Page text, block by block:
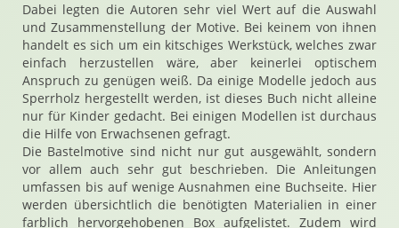
Dabei legten die Autoren sehr viel Wert auf die Auswahl
und Zusammenstellung der Motive. Bei keinem von ihnen
handelt es sich um ein kitschiges Werkstück, welches zwar
einfach herzustellen wäre, aber keinerlei optischem
Anspruch zu genügen weiß. Da einige Modelle jedoch aus
Sperrholz hergestellt werden, ist dieses Buch nicht alleine
nur für Kinder gedacht. Bei einigen Modellen ist durchaus
die Hilfe von Erwachsenen gefragt.
Die Bastelmotive sind nicht nur gut ausgewählt, sondern
vor allem auch sehr gut beschrieben. Die Anleitungen
umfassen bis auf wenige Ausnahmen eine Buchseite. Hier
werden übersichtlich die benötigten Materialien in einer
farblich hervorgehobenen Box aufgelistet. Zudem wird